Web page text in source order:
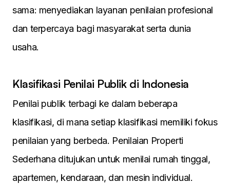
sama: menyediakan layanan penilaian profesional
dan terpercaya bagi masyarakat serta dunia
usaha.
Klasifikasi Penilai Publik di Indonesia
Penilai publik terbagi ke dalam beberapa
klasifikasi, di mana setiap klasifikasi memiliki fokus
penilaian yang berbeda. Penilaian Properti
Sederhana ditujukan untuk menilai rumah tinggal,
apartemen, kendaraan, dan mesin individual.